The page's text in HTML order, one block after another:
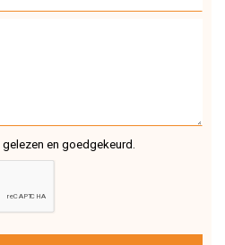
gelezen en goedgekeurd.